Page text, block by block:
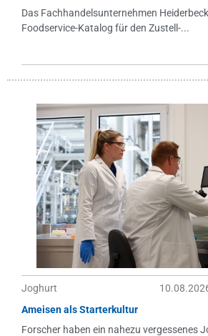
Das Fachhandelsunternehmen
Foodservice-Katalog für den Zustell-...
Joghurt
Ameisen als Starterkultur
Forscher haben ein nahezu vergessenes